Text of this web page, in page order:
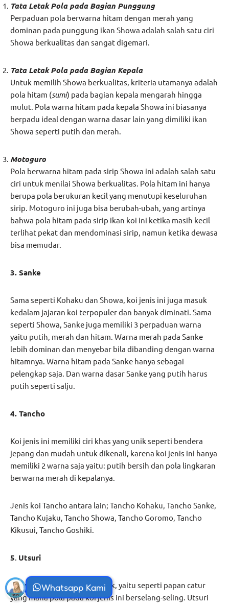
Tata Letak Pola pada Bagian Punggung
Perpaduan pola berwarna hitam dengan merah yang
dominan pada punggung ikan Showa adalah salah satu ciri
Showa berkualitas dan sangat digemari.
Tata Letak Pola pada Bagian Kepala
Untuk memilih Showa berkualitas, kriteria utamanya adalah
pola hitam (sumi) pada bagian kepala mengarah hingga
mulut. Pola warna hitam pada kepala Showa ini biasanya
berpadu ideal dengan warna dasar lain yang dimiliki ikan
Showa seperti putih dan merah.
Motoguro
Pola berwarna hitam pada sirip Showa ini adalah salah satu
ciri untuk menilai Showa berkualitas. Pola hitam ini hanya
berupa pola berukuran kecil yang menutupi keseluruhan
sirip. Motoguro ini juga bisa berubah-ubah, yang artinya
bahwa pola hitam pada sirip ikan koi ini ketika masih kecil
terlihat pekat dan mendominasi sirip, namun ketika dewasa
bisa memudar.
3. Sanke
Sama seperti Kohaku dan Showa, koi jenis ini juga masuk
kedalam jajaran koi terpopuler dan banyak diminati. Sama
seperti Showa, Sanke juga memiliki 3 perpaduan warna
yaitu putih, merah dan hitam. Warna merah pada Sanke
lebih dominan dan menyebar bila dibanding dengan warna
hitamnya. Warna hitam pada Sanke hanya sebagai
pelengkap saja. Dan warna dasar Sanke yang putih harus
putih seperti salju.
4. Tancho
Koi jenis ini memiliki ciri khas yang unik seperti bendera
jepang dan mudah untuk dikenali, karena koi jenis ini hanya
memiliki 2 warna saja yaitu: putih bersih dan pola lingkaran
berwarna merah di kepalanya.
Jenis koi Tancho antara lain; Tancho Kohaku, Tancho Sanke,
Tancho Kujaku, Tancho Showa, Tancho Goromo, Tancho
Kikusui, Tancho Goshiki.
5. Utsuri
Utsuri memiliki pola yang unik, yaitu seperti papan catur
yang mana pola pada koi jenis ini berselang-seling. Utsuri
Whatsapp Kami